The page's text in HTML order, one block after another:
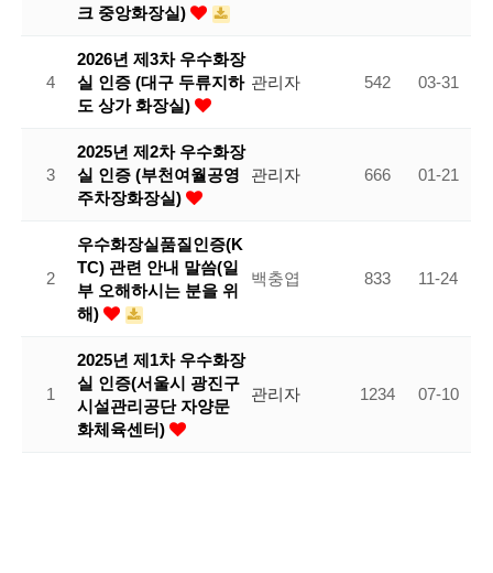
크 중앙화장실)
4
2026년 제3차 우수화장
실 인증 (대구 두류지하
도 상가 화장실)
관리자 542 03-31
3
2025년 제2차 우수화장
실 인증 (부천여월공영
주차장화장실)
관리자 666 01-21
2
우수화장실품질인증(K
TC) 관련 안내 말씀(일
부 오해하시는 분을 위
해)
백충엽 833 11-24
1
2025년 제1차 우수화장
실 인증(서울시 광진구
시설관리공단 자양문
화체육센터)
관리자 1234 07-10